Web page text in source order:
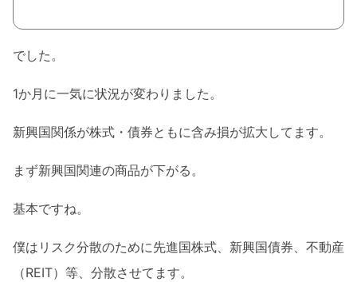
でした。
1か月に一気に状況が変わりました。
新興国関係が株式・債券ともに含み損が拡大してます。
まず新興国関連の商品が下がる。
基本ですね。
僕はリスク分散のために先進国株式、新興国債券、不動産
（REIT）等、分散させてます。